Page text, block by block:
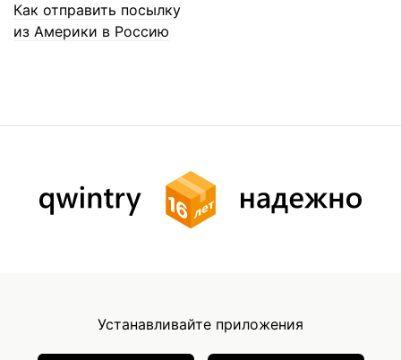
Как отправить посылку
из Америки в Россию
Устанавливайте приложения